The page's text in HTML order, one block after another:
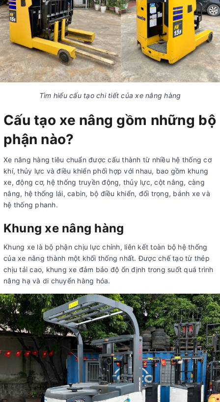
Tìm hiểu cấu tạo chi tiết của xe nâng hàng
Cấu tạo xe nâng gồm những bộ
phận nào?
Xe nâng hàng tiêu chuẩn được cấu thành từ nhiều hệ thống cơ
khí, thủy lực và điều khiển phối hợp với nhau, bao gồm khung
xe, động cơ, hệ thống truyền động, thủy lực, cột nâng, càng
nâng, hệ thống lái, cabin, bộ điều khiển, đối trọng, bánh xe và
hệ thống phanh.
Khung xe nâng hàng
Khung xe là bộ phận chịu lực chính, liên kết toàn bộ hệ thống
của xe nâng thành một khối thống nhất. Được chế tạo từ thép
chịu tải cao, khung xe đảm bảo độ ổn định trong suốt quá trình
nâng hạ và di chuyển hàng hóa.